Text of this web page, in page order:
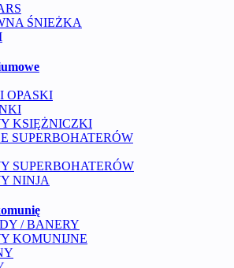
ŚNIEŻKA
OPASKI
KSIĘŻNICZKI
SUPERBOHATERÓW
SUPERBOHATERÓW
NINJA
/ BANERY
KOMUNIJNE